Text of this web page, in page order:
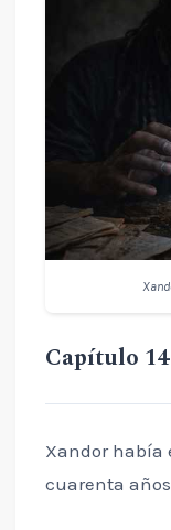
Capítulo
Xandor había
cuarenta